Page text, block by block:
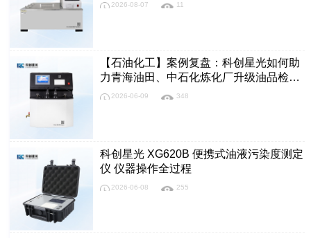
2026-08-07 11
【石油化工】案例复盘：科创星光如何助
力青海油田、中石化炼化厂升级油品检测
体系，检测时长缩短约25%、设备故障率
2026-06-09 348
科创星光 XG620B 便携式油液污染度测定
仪 仪器操作全过程
2026-06-08 255